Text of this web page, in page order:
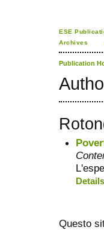
ESE
Archives
Publication
Details
Questo